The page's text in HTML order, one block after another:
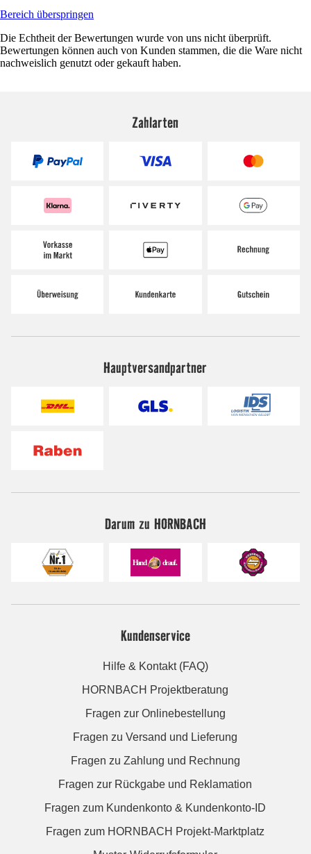
Bereich überspringen
Die Echtheit der Bewertungen wurde von uns nicht überprüft.
Bewertungen können auch von Kunden stammen, die die Ware nicht
nachweislich genutzt oder gekauft haben.
Zahlarten
Hauptversandpartner
Darum zu HORNBACH
Kundenservice
Hilfe & Kontakt (FAQ)
HORNBACH Projektberatung
Fragen zur Onlinebestellung
Fragen zu Versand und Lieferung
Fragen zu Zahlung und Rechnung
Fragen zur Rückgabe und Reklamation
Fragen zum Kundenkonto & Kundenkonto-ID
Fragen zum HORNBACH Projekt-Marktplatz